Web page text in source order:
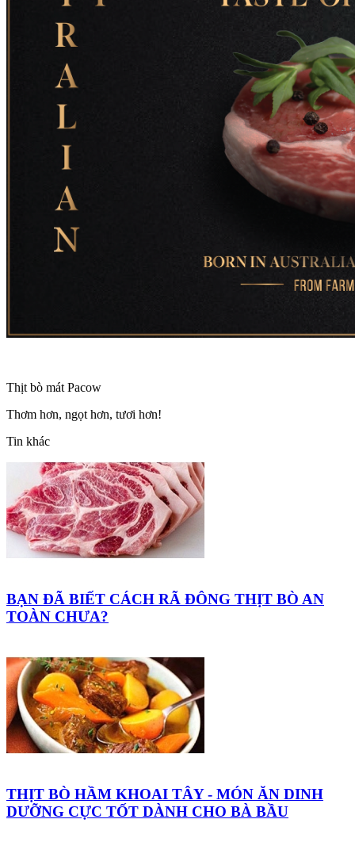
Thịt bò mát Pacow
Thơm hơn, ngọt hơn, tươi hơn!
Tin khác
BẠN ĐÃ BIẾT CÁCH RÃ ĐÔNG THỊT BÒ AN
TOÀN CHƯA?
THỊT BÒ HẦM KHOAI TÂY - MÓN ĂN DINH
DƯỠNG CỰC TỐT DÀNH CHO BÀ BẦU